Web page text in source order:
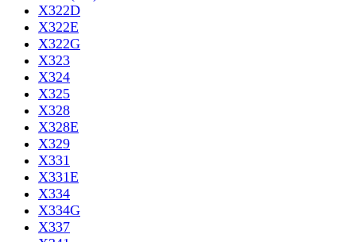
X322D
X322E
X322G
X323
X324
X325
X328
X328E
X329
X331
X331E
X334
X334G
X337